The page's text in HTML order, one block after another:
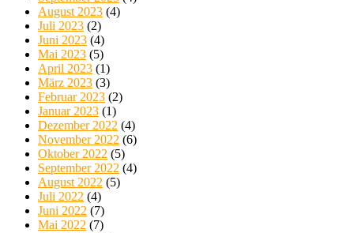
August 2023 (4)
Juli 2023 (2)
Juni 2023 (4)
Mai 2023 (5)
April 2023 (1)
März 2023 (3)
Februar 2023 (2)
Januar 2023 (1)
Dezember 2022 (4)
November 2022 (6)
Oktober 2022 (5)
September 2022 (4)
August 2022 (5)
Juli 2022 (4)
Juni 2022 (7)
Mai 2022 (7)